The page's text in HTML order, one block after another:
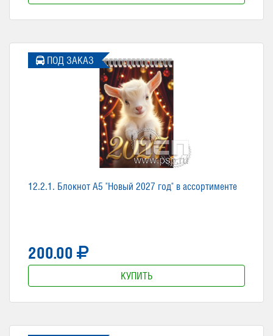
12.2.1. Блокнот А5 "Новый 2027 год" в ассортименте
200.00
КУПИТЬ
ПОД ЗАКАЗ